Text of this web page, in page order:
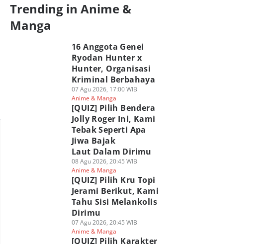
Trending in Anime &
Manga
16 Anggota Genei
Ryodan Hunter x
Hunter, Organisasi
Kriminal Berbahaya
07 Agu 2026, 17:00 WIB
Anime & Manga
[QUIZ] Pilih Bendera
Jolly Roger Ini, Kami
Tebak Seperti Apa
Jiwa Bajak
Laut Dalam Dirimu
08 Agu 2026, 20:45 WIB
Anime & Manga
[QUIZ] Pilih Kru Topi
Jerami Berikut, Kami
Tahu Sisi Melankolis
Dirimu
07 Agu 2026, 20:45 WIB
Anime & Manga
[QUIZ] Pilih Karakter